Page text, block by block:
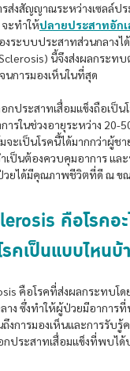
ส่งสัญญาณระหว่างเซลล์ป
ะทำให้ปลายประสาทอัก
ระบบประสาทส่วนกลางไ
นี้จึงส่งผลกระทบ
นการมองเห็นในที่สุด
อกประสาทเสื่อมแข็งถือเป็
ารในช่วงอายุระหว่าง 20-
ะเป็นโรคนี้ได้มากกว่าผู้ชา
เป็นต้องควบคุมอาการ แล
วยได้มีคุณภาพชีวิตที่ดี ณ ข
คือโรคอ
คเป็นแบบไหนบ้
คือโรคที่ส่งผลกระทบโด
าง ซึ่งทำให้ผู้ป่วยมีอาการ
งการมองเห็นและการรับรู้
ประสาทเสื่อมแข็งที่พบได้